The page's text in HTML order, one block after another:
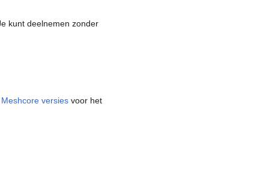
kunt deelnemen zonder
Meshcore versiesvoor het